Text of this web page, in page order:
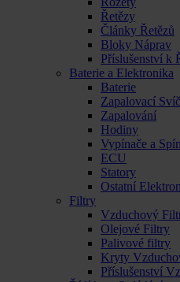
Řetězy
Články Řetězů
Bloky Náprav
Příslušenství k
Baterie a Elektronika
Baterie
Zapalovací
Zapalování
Hodiny
Vypínače a
ECU
Statory
Ostatní
Filtry
Vzduchový
Olejové Filtry
Palivové filtry
Kryty
Příslušenství